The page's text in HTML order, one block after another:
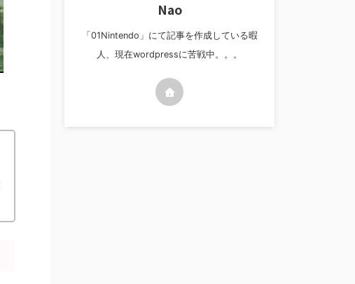
Nao
「01Nintendo」にて記事を作成している暇
人、現在wordpressに苦戦中。。。